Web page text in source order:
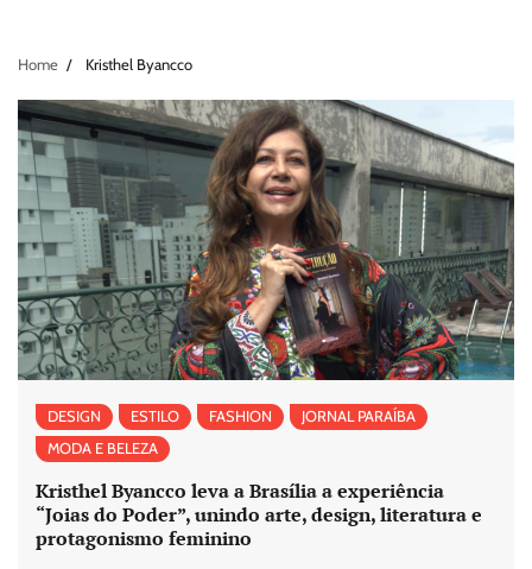
Home Kristhel Byancco
DESIGN ESTILO FASHION
JORNAL PARAÍBA
MODA E BELEZA
Kristhel Byancco leva a Brasília a experiência
“Joias do Poder”, unindo arte, design, literatura e
protagonismo feminino